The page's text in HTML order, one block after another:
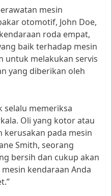
mesin
otomotif, John Doe,
roda empat,
baik terhadap mesin
untuk melakukan servis
yang diberikan oleh
selalu memeriksa
Oli yang kotor atau
kerusakan pada mesin
Smith, seorang
bersih dan cukup akan
kendaraan Anda